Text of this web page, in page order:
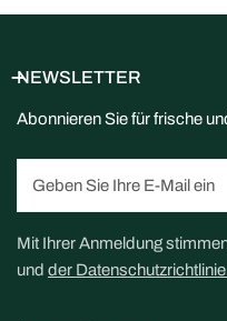
NEWSLETTER
Abonnieren Sie für frische
Mit Ihrer Anmeldung
und der Datenschutzrichtlinie